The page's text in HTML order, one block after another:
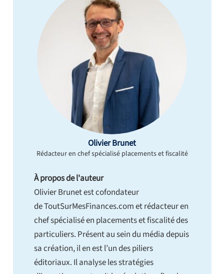
Olivier Brunet
Rédacteur en chef spécialisé placements et fiscalité
À propos de l'auteur
Olivier Brunet est cofondateur
de ToutSurMesFinances.com et rédacteur en
chef spécialisé en placements et fiscalité des
particuliers. Présent au sein du média depuis
sa création, il en est l’un des piliers
éditoriaux. Il analyse les stratégies